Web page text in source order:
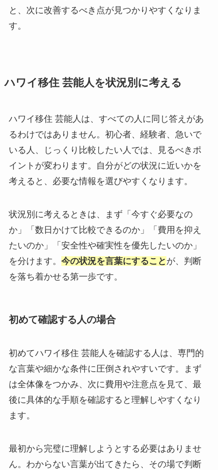
と、次に改善するべき点が見つかりやすくなりま
す。
ハワイ移住 芸能人を状況別に考える
ハワイ移住 芸能人は、すべての人に同じ答えがあ
るわけではありません。初心者、経験者、急いで
いる人、じっくり比較したい人では、見るべきポ
イントが変わります。自分がどの状況に近いかを
考えると、必要な情報を選びやすくなります。
状況別に考えるときは、まず「今すぐ必要なの
か」「数日かけて比較できるのか」「費用を抑え
たいのか」「安全性や確実性を優先したいのか」
を分けます。 今の状況を言葉にすること が、判断
を落ち着かせる第一歩です。
初めて確認する人の場合
初めてハワイ移住 芸能人を確認する人は、専門的
な言葉や細かな条件に圧倒されやすいです。まず
は全体像をつかみ、次に費用や注意点を見て、最
後に具体的な手順を確認すると理解しやすくなり
ます。
最初から完璧に理解しようとする必要はありませ
ん。わからない言葉が出てきたら、その場で判断